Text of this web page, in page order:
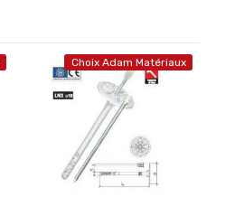
Choix Adam Matériaux